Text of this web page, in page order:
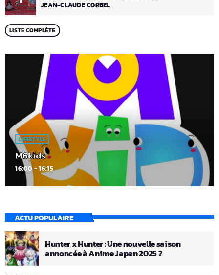
JEAN-CLAUDE CORBEL
LISTE COMPLÈTE
LIFESTYLE
M6kids
16:00 - 16:15
ACTU POPULAIRE
Hunter x Hunter : Une nouvelle saison
annoncée à Anime Japan 2025 ?